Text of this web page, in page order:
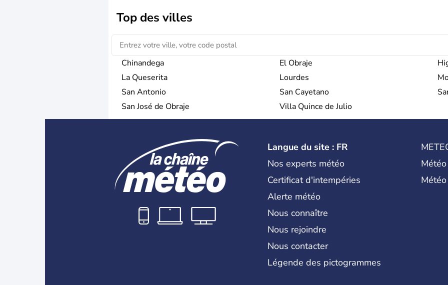
Top des villes
Chinandega El Obraje
La Queserita
Lourdes
San Antonio
San Cayetano
San José de Obraje
Villa Quince de Julio
Langue du site : FR
Nos experts météo
Certificat d'intempéries
Alerte météo
Nous connaître
Nous rejoindre
Nous contacter
Légende des pictogrammes